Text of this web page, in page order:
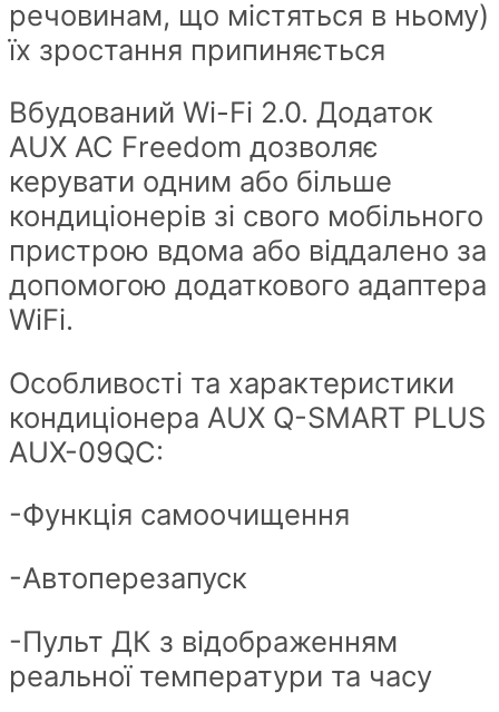
речовинам, що містяться в ньому)
їх зростання припиняється
Вбудований Wi-Fi 2.0. Додаток
AUX AC Freedom дозволяє
керувати одним або більше
кондиціонерів зі свого мобільного
пристрою вдома або віддалено за
допомогою додаткового адаптера
WiFi.
Особливості та характеристики
кондиціонера AUX Q-SMART PLUS
AUX-09QC:
-Функція самоочищення
-Автоперезапуск
-Пульт ДК з відображенням
реальної температури та часу